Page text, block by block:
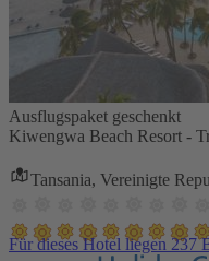
Ausflugspaket geschenkt
Kiwengwa Beach Resort -
Tansania, Vereinigte
Für dieses Hotel liegen 237